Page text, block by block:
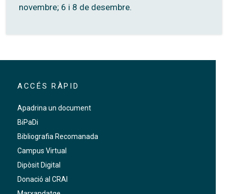
novembre; 6 i 8 de desembre.
ACCÉS RÀPID
Apadrina un document
BiPaDi
Bibliografia Recomanada
Campus Virtual
Dipòsit Digital
Donació al CRAI